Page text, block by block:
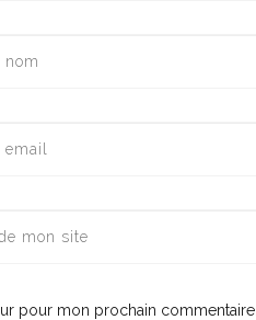
pour mon prochain commentaire.